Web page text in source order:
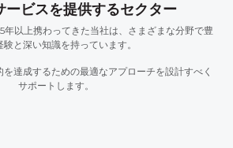
ービスを提供するセクター
年以上携わってきた当社は、さまざまな分野で豊
験と深い知識を持っています。
達成するための最適なアプローチを設計すべく
サポートします。